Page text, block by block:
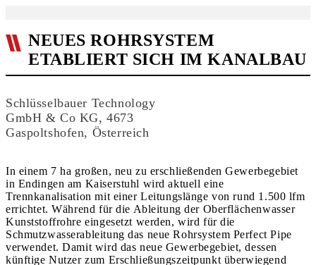
NEUES ROHRSYSTEM
ETABLIERT SICH IM KANALBAU
Schlüsselbauer Technology
GmbH & Co KG, 4673
Gaspoltshofen, Österreich
In einem 7 ha großen, neu zu erschließenden Gewerbegebiet
in Endingen am Kaiserstuhl wird aktuell eine
Trennkanalisation mit einer Lei­tungs­länge von rund 1.500 lfm
errichtet. Während für die Ableitung der Oberflächenwasser
Kunststoffrohre eingesetzt werden, wird für die
Schmutzwasserableitung das neue Rohrsystem Perfect Pipe
verwendet. Damit wird das neue Gewerbegebiet, dessen
künftige Nutzer zum Erschließungszeitpunkt überwiegend